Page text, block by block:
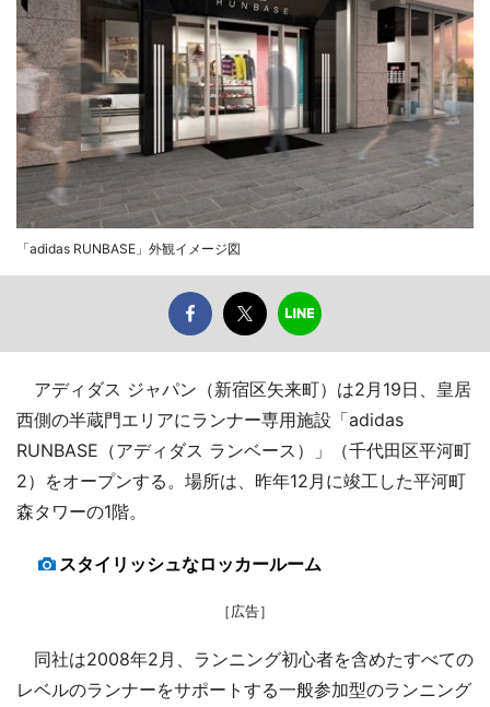
「adidas RUNBASE」外観イメージ図
アディダス ジャパン（新宿区矢来町）は2月19日、皇居
西側の半蔵門エリアにランナー専用施設「adidas
RUNBASE（アディダス ランベース）」（千代田区平河町
2）をオープンする。場所は、昨年12月に竣工した平河町
森タワーの1階。
スタイリッシュなロッカールーム
［広告］
同社は2008年2月、ランニング初心者を含めたすべての
レベルのランナーをサポートする一般参加型のランニング